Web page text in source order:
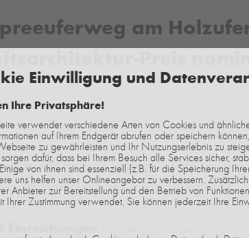
am
Preis
am Holzuferblock in Mitte“ mit den
Brandenburgischen Landschaftsarchitektur-
Einwilligung und
Ihre Privatsphäre!
verwendet verschiedene Arten von Cookies und
auf Ihrem Endgerät abrufen oder speichern
zu gewährleisten und Ihr Nutzungserlebnis zu
dafür, dass bei Ihrem Besuch alle Services sicher,
von ihnen sind essenziell (z.B. für die Speicherung
uns helfen unser Onlineangebot zu verbessern.
Anbieter zur Bereitstellung und den Betrieb von
Ihrer Zustimmung verwendet. Sie können jederzeit Ihre